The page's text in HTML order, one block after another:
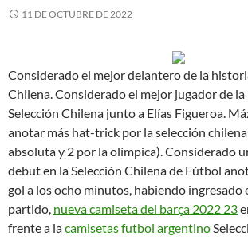
11 DE OCTUBRE DE 2022
Considerado el mejor delantero de la
Chilena. Considerado el mejor jugador de
Selección Chilena junto a Elías Figueroa.
anotar más hat-trick por la selección
absoluta y 2 por la olímpica). Considerado
debut en la Selección Chilena de Fútbol
gol a los ocho minutos, habiendo ingresado
partido, nueva camiseta del barça 2022 23
frente a lacamisetas futbol argentino